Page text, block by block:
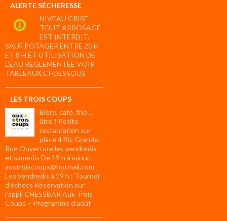
ALERTE SÉCHERESSE
NIVEAU CRISE
TOUT ARROSAGE
EST INTERDIT,
SAUF POTAGER ENTRE 20 H
ET 8 H ET UTILISATION DE
L’EAU RÉGLEMENTÉE VOIR
TABLEAUX CI-DESSOUS
LES TROIS COUPS
Bière, café, thé …
âtre ! Petite
restauration sur
place 4 Bis Grande
Rue Ouverture les vendredis
et samedis De 19 h à minuit
auxtroiscoups@hotmail.com
Les vendredis à 19 h : Tournoi
d’échecs Réservation sur
l’appli CHESSBAR Aux Trois
Coups – Programme d’août